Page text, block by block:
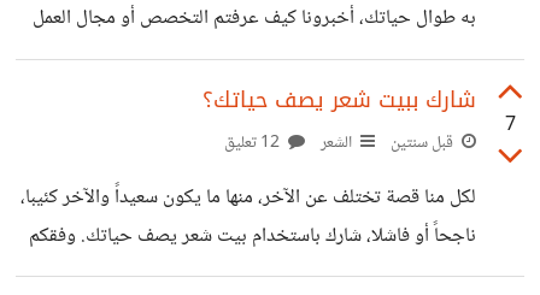
به طوال حياتك، أخبرونا كيف عرفتم التخصص أو مجال العمل
الذي يناسبكم؟ وفقكم الله.
7
شارك ببيت شعر يصف حياتك؟
قبل سنتين الشعر
لكل منا قصة تختلف عن الآخر، منها ما يكون سعيداً والآخر كئيبا،
ناجحاً أو فاشلا، شارك باستخدام بيت شعر يصف حياتك. وفقكم
الله.